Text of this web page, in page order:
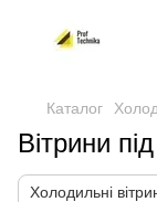
Каталог
Вітрини
Холодильні